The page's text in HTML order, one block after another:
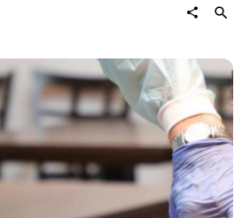
share search